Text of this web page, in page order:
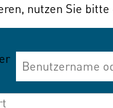
nutzen Sie